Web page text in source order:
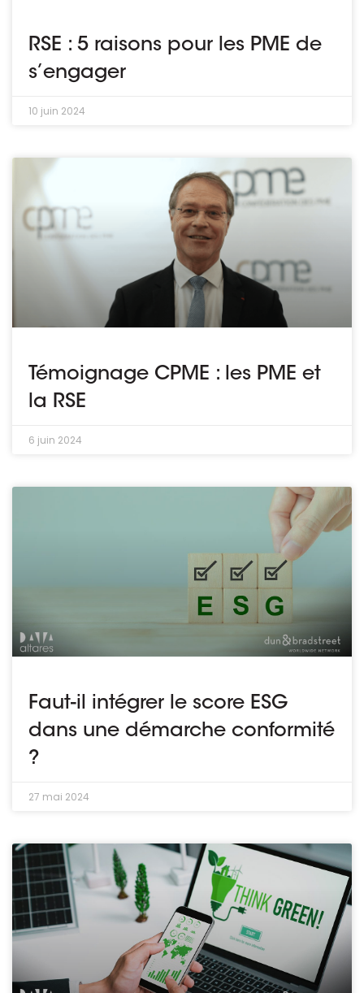
RSE : 5 raisons pour les PME de
s’engager
10 juin 2024
Témoignage CPME : les PME et
la RSE
6 juin 2024
Faut-il intégrer le score ESG
dans une démarche conformité
?
27 mai 2024